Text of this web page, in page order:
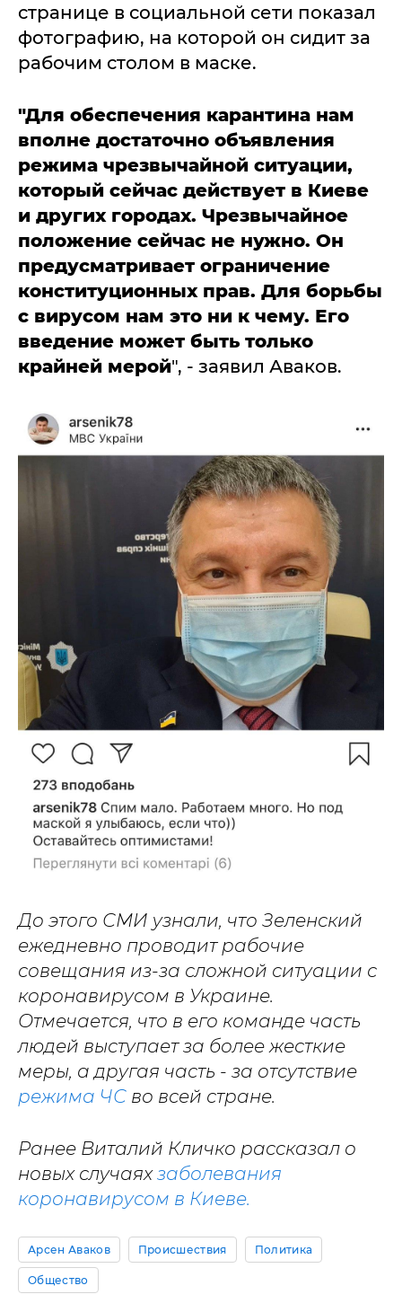
странице в социальной сети показал
фотографию, на которой он сидит за
рабочим столом в маске.
"Для обеспечения карантина нам
вполне достаточно объявления
режима чрезвычайной ситуации,
который сейчас действует в Киеве
и других городах. Чрезвычайное
положение сейчас не нужно. Он
предусматривает ограничение
конституционных прав. Для борьбы
с вирусом нам это ни к чему. Его
введение может быть только
крайней мерой", - заявил Аваков.
До этого СМИ узнали, что Зеленский
ежедневно проводит рабочие
совещания из-за сложной ситуации с
коронавирусом в Украине.
Отмечается, что в его команде часть
людей выступает за более жесткие
меры, а другая часть - за отсутствие
режима ЧС во всей стране.
Ранее Виталий Кличко рассказал о
новых случаяхзаболевания
коронавирусом в Киеве.
Арсен Аваков Происшествия Политика
Общество